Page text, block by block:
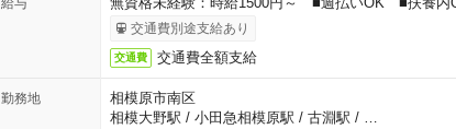
交通費別途支給あり
交通費 交通費全額支給
勤務地
相模原市南区
相模大野駅 / 小田急相模原駅 / 古淵駅 /